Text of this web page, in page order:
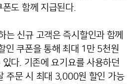
도 함께 지급된다.
는 신규 고객은 즉시할인과 함께
인 쿠폰을 통해 최대 1만 5천원
다. 기존에 요기요를 사용하던
주문 시 최대 3,000원 할인 가능